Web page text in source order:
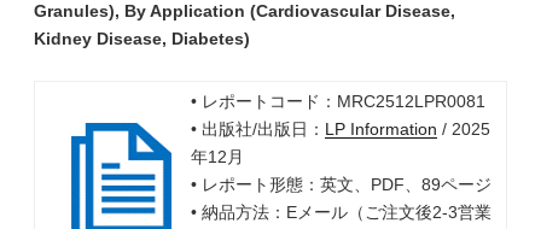
Granules), By Application (Cardiovascular Disease,
Kidney Disease, Diabetes)
• レポートコード：MRC2512LPR0081
• 出版社/出版日： LP Information / 2025
年12月
• レポート形態：英文、PDF、89ページ
• 納品方法：Eメール（ご注文後2-3営業